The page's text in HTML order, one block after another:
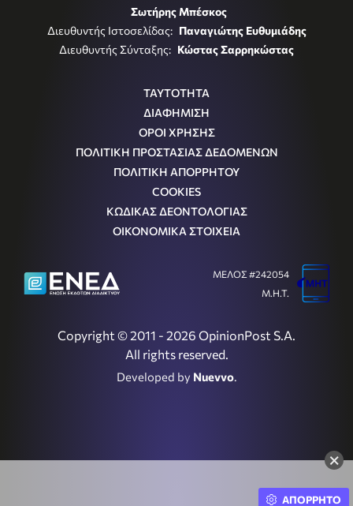
×
Σωτήρης Μπέσκος
Διευθυντής Ιστοσελίδας: Παναγιώτης Ευθυμιάδης
Διευθυντής Σύνταξης: Κώστας Σαρρηκώστας
ΤΑΥΤΟΤΗΤΑ
ΔΙΑΦΗΜΙΣΗ
ΟΡΟΙ ΧΡΗΣΗΣ
ΠΟΛΙΤΙΚΗ ΠΡΟΣΤΑΣΙΑΣ ΔΕΔΟΜΕΝΩΝ
ΠΟΛΙΤΙΚΗ ΑΠΟΡΡΗΤΟΥ
COOKIES
ΚΩΔΙΚΑΣ ΔΕΟΝΤΟΛΟΓΙΑΣ
ΟΙΚΟΝΟΜΙΚΑ ΣΤΟΙΧΕΙΑ
Copyright © 2011 - 2026 OpinionPost S.A.
All rights reserved.
Developed by Nuevvo.
ΜΕΛΟΣ #242054
Μ.Η.Τ.
ΑΠΟΡΡΗΤΟ